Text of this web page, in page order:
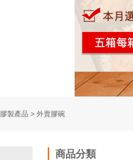
膠製產品 > 外賣膠碗
商品分類